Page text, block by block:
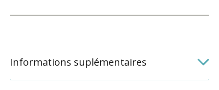
Informations suplémentaires